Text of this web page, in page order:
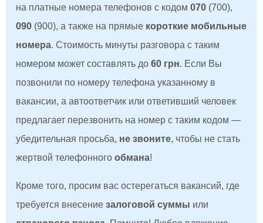
на платные номера телефонов с кодом070 (700),
090 (900), а также на прямые короткие мобильные
номера. Стоимость минуты разговора с таким
номером может составлять до60 грн. Если Вы
позвонили по номеру телефона указанному в
вакансии, а автоответчик или ответивший человек
предлагает перезвонить на номер с таким кодом —
убедительная просьба, не звоните, чтобы не стать
жертвой телефонногообмана!
Кроме того, просим вас остерегаться вакансий, где
требуется внесениезалоговой суммы или